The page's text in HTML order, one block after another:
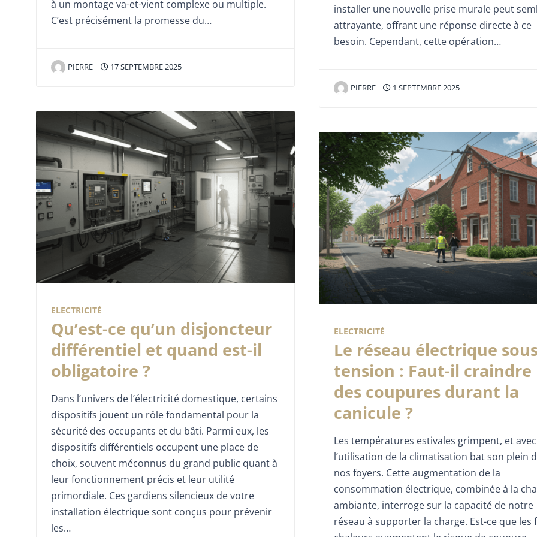
à un montage va-et-vient complexe ou multiple.
C’est précisément la promesse du…
PIERRE 17 SEPTEMBRE 2025
ELECTRICITÉ
Qu’est-ce qu’un disjoncteur
différentiel et quand est-il
obligatoire ?
Dans l’univers de l’électricité domestique, certains
dispositifs jouent un rôle fondamental pour la
sécurité des occupants et du bâti. Parmi eux, les
dispositifs différentiels occupent une place de
choix, souvent méconnus du grand public quant à
leur fonctionnement précis et leur utilité
primordiale. Ces gardiens silencieux de votre
installation électrique sont conçus pour prévenir
les…
installer une nouvelle prise murale peut
attrayante, offrant une réponse directe à ce
besoin. Cependant, cette opération…
PIERRE 1 SEPTEMBRE 2025
ELECTRICITÉ
Le réseau électrique
tension : Faut-il craindre
des coupures durant la
canicule ?
Les températures estivales grimpent, et
l’utilisation de la climatisation bat son plein
nos foyers. Cette augmentation de la
consommation électrique, combinée à la
ambiante, interroge sur la capacité de notre
réseau à supporter la charge. Est-ce que les